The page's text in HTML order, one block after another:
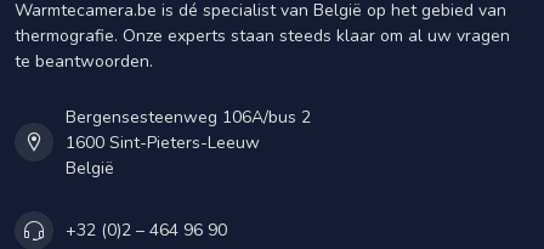
Warmtecamera.be is dé specialist van België op het gebied van
thermografie. Onze experts staan steeds klaar om al uw vragen
te beantwoorden.
Bergensesteenweg 106A/bus 2
1600 Sint-Pieters-Leeuw
België
+32 (0)2 – 464 96 90